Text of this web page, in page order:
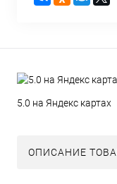
5.0 на Яндекс картах
ОПИСАНИЕ